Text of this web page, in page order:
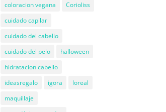
coloracion vegana
Corioliss
cuidado capilar
cuidado del cabello
cuidado del pelo
halloween
hidratacion cabello
ideasregalo
igora
loreal
maquillaje